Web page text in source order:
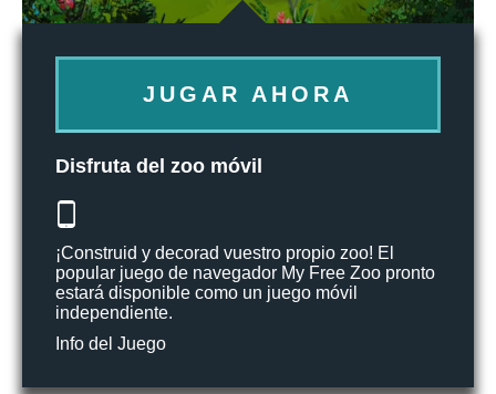
JUGAR AHORA
Disfruta del zoo móvil
¡Construid y decorad vuestro propio zoo! El
popular juego de navegador My Free Zoo pronto
estará disponible como un juego móvil
independiente.
Info del Juego